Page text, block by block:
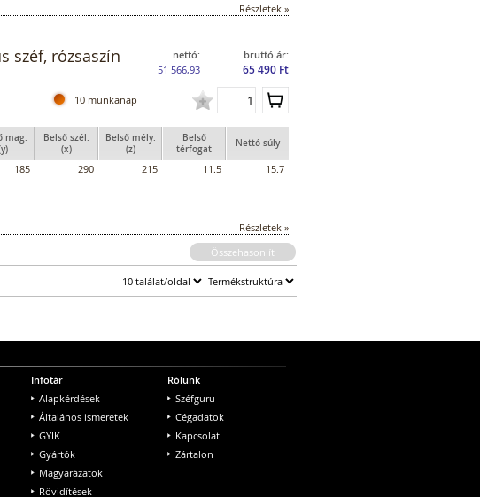
Részletek »
nettó:
51 566,93
bruttó ár:
65 490 Ft
széf, rózsaszín
10 munkanap
mag.
Belső szél.
(x)
Belső mély.
(z)
Belső
térfogat
Nettó súly
185 290 215 11.5 15.7
Részletek »
Összehasonlít
Infotár
Alapkérdések
Általános ismeretek
GYIK
Gyártók
Magyarázatok
Rövidítések
Rólunk
Széfguru
Cégadatok
Kapcsolat
Zártalon